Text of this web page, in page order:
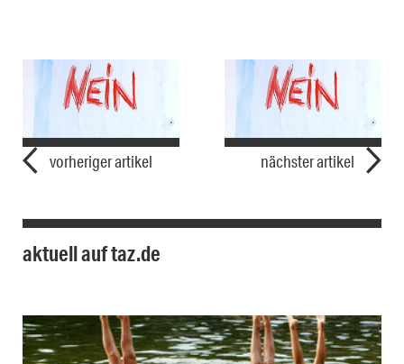
vorheriger artikel nächster artikel
aktuell auf taz.de